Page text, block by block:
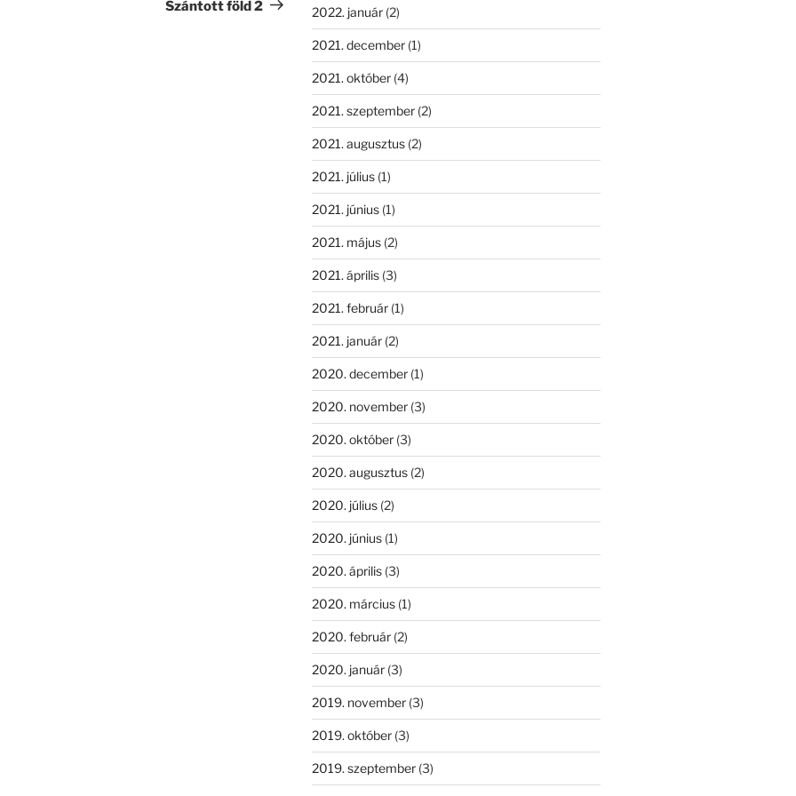
Szántott föld 2 2022. január(2)
2021. december(1)
2021. október(4)
2021. szeptember(2)
2021. augusztus(2)
2021. július(1)
2021. június(1)
2021. május(2)
2021. április(3)
2021. február(1)
2021. január(2)
2020. december(1)
2020. november(3)
2020. október(3)
2020. augusztus(2)
2020. július(2)
2020. június(1)
2020. április(3)
2020. március(1)
2020. február(2)
2020. január(3)
2019. november(3)
2019. október(3)
2019. szeptember(3)